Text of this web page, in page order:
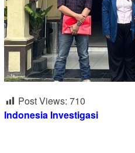
Post Views: 710
Indonesia Investigasi